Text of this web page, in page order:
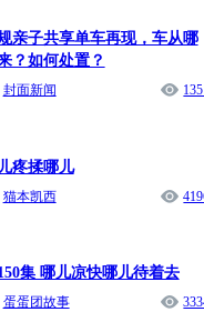
亲子共享单车再现，车从哪
？如何处置？
封面新闻
疼揉哪儿
猫本凯西
集 哪儿凉快哪儿待着去
蛋蛋团故事